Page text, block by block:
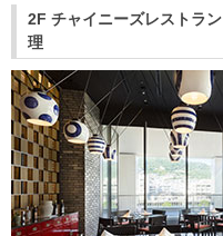
2F チャイニーズレストラ
理